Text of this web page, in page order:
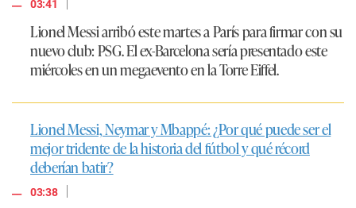
03:41
Lionel Messi arribó este martes a París para firmar con su
nuevo club: PSG. El ex-Barcelona sería presentado este
miércoles en un megaevento en la Torre Eiffel.
Lionel Messi, Neymar y Mbappé: ¿Por qué puede ser el
mejor tridente de la historia del fútbol y qué récord
deberían batir?
03:38
|